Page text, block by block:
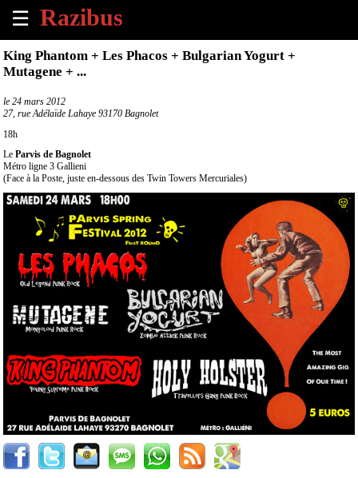
☰
×
Accueil
Tous
à
venir
évènement
Contact
À
propos
King Phantom + Les Phacos + Bulgarian Yogurt +
Mutagene + ...
le 24 mars 2012
27, rue Adélaïde Lahaye 93170 Bagnolet
18h
Le Parvis de Bagnolet
Métro ligne 3 Gallieni
(Face à la Poste, juste en-dessous des Twin Towers Mercuriales)